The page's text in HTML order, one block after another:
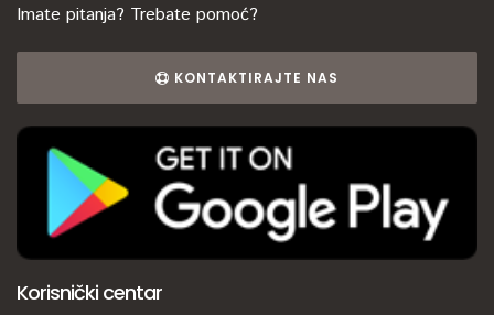
Imate pitanja? Trebate pomoć?
KONTAKTIRAJTE NAS
Korisnički centar